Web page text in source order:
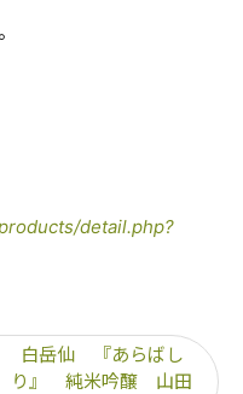
detail.php?
白岳仙 『あらばし
り』 純米吟醸 山田